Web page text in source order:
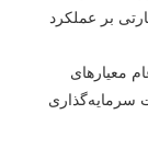
عملکرد